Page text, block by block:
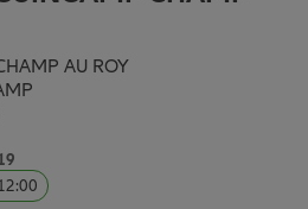
AU ROY